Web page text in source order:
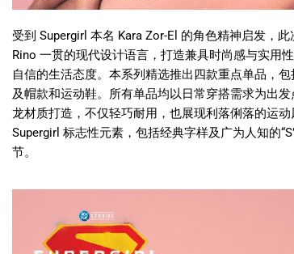
受到 Supergirl 本名 Kara Zor-El 的角色精神启发，
Rino 一贯的现代设计语言，打造兼具时尚感与实用
自信的生活态度。本系列精选推出四款重点单品，
及帽款和运动鞋。所有单品均以日常穿搭需求为出
龙材质打造，不仅轻巧耐用，也展现利落俐落的运
Supergirl 标志性元素，包括经典字样及广为人知的
节。